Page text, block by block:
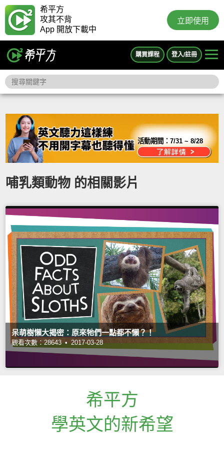
希平方
攻其不背
App 開放下載中
立即使用
購買課程 登入/註冊
活動期間：7/31 ~ 8/28
哺乳類動物 的相關影片
呆萌樹懶大揭密：原來牠們一點都不懶？！
觀看次數：28643 • 2017-03-28
希平方
學英文的新希望